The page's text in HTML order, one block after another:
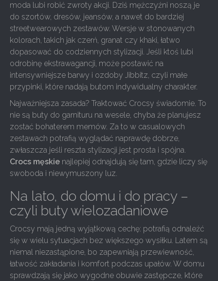
moda lubi robić zwroty akcji. Dziś mężczyźni noszą je
do szortów, dresów, jeansów, a nawet do bardziej
streetwearowych zestawów. Wersje w stonowanych
kolorach, takich jak czerń, granat czy khaki, łatwo
dopasować do codziennych stylizacji. Jeśli ktoś lubi
odrobinę ekstrawagancji, może postawić na
intensywniejsze barwy i ozdoby Jibbitz, czyli małe
przypinki, które nadają butom indywidualny charakter.
Najważniejsza zasada? Traktować Crocsy świadomie. To
nie są buty do garnituru na wesele, chyba że planujesz
zostać bohaterem memów. Za to w casualowych
zestawach potrafią wyglądać naprawdę dobrze,
zwłaszcza jeśli reszta stylizacji jest prosta i spójna.
Crocs męskie najlepiej odnajdują się tam, gdzie liczy się
swoboda i niewymuszony luz.
Na lato, do domu i do pracy –
czyli buty wielozadaniowe
Crocsy mają jedną wyjątkową cechę: potrafią odnaleźć
się w wielu sytuacjach bez większego wysiłku. Latem są
niemal niezastąpione, bo zapewniają przewiewność,
łatwość zakładania i komfort podczas upałów. W domu
sprawdzają się jako wygodne obuwie zastępcze, które